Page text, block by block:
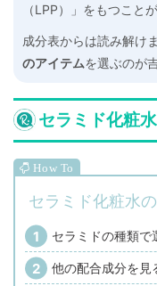
（LPP）」をもつこと
成分表からは読み解け
のアイテムを選ぶのが
セラミド化粧
セラミド化粧水
セラミドの種類で
他の配合成分を見